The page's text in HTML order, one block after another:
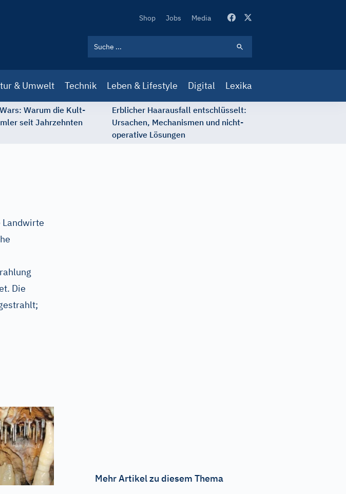
Secondary
Shop Jobs Media
& Umwelt Technik Leben & Lifestyle Digital Lexika
Warum die Kult-
seit Jahrzehnten
Erblicher Haarausfall entschlüsselt:
Ursachen, Mechanismen und nicht-
operative Lösungen
Landwirte
Die
Mehr Artikel zu diesem Thema